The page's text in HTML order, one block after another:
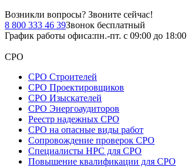
Возникли вопросы? Звоните сейчас!
8 800 333 46 39Звонок бесплатный
График работы офиса:пн.-пт. с 09:00 до 18:00
СРО
СРО Строителей
СРО Проектировщиков
СРО Изыскателей
СРО Энергоаудиторов
Реестр надежных СРО
СРО на опасные виды работ
Сопровождение проверок СРО
Специалисты НРС для СРО
Повышение квалификации для СРО